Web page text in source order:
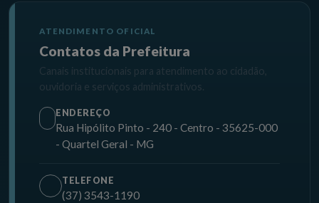
ATENDIMENTO OFICIAL
Contatos da Prefeitura
Canais institucionais para atendimento ao cidadão,
ouvidoria e serviços administrativos.
ENDEREÇO
Rua Hipólito Pinto - 240 - Centro - 35625-000
- Quartel Geral - MG
TELEFONE
(37) 3543-1190